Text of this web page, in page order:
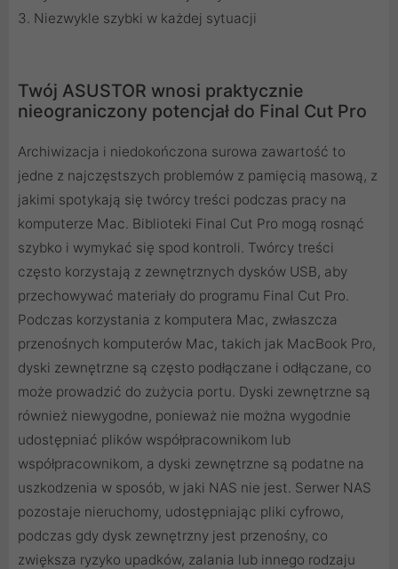
3. Niezwykle szybki w każdej sytuacji
Twój ASUSTOR wnosi praktycznie
nieograniczony potencjał do Final Cut Pro
Archiwizacja i niedokończona surowa zawartość to
jedne z najczęstszych problemów z pamięcią masową, z
jakimi spotykają się twórcy treści podczas pracy na
komputerze Mac. Biblioteki Final Cut Pro mogą rosnąć
szybko i wymykać się spod kontroli. Twórcy treści
często korzystają z zewnętrznych dysków USB, aby
przechowywać materiały do ​​programu Final Cut Pro.
Podczas korzystania z komputera Mac, zwłaszcza
przenośnych komputerów Mac, takich jak MacBook Pro,
dyski zewnętrzne są często podłączane i odłączane, co
może prowadzić do zużycia portu. Dyski zewnętrzne są
również niewygodne, ponieważ nie można wygodnie
udostępniać plików współpracownikom lub
współpracownikom, a dyski zewnętrzne są podatne na
uszkodzenia w sposób, w jaki NAS nie jest. Serwer NAS
pozostaje nieruchomy, udostępniając pliki cyfrowo,
podczas gdy dysk zewnętrzny jest przenośny, co
zwiększa ryzyko upadków, zalania lub innego rodzaju